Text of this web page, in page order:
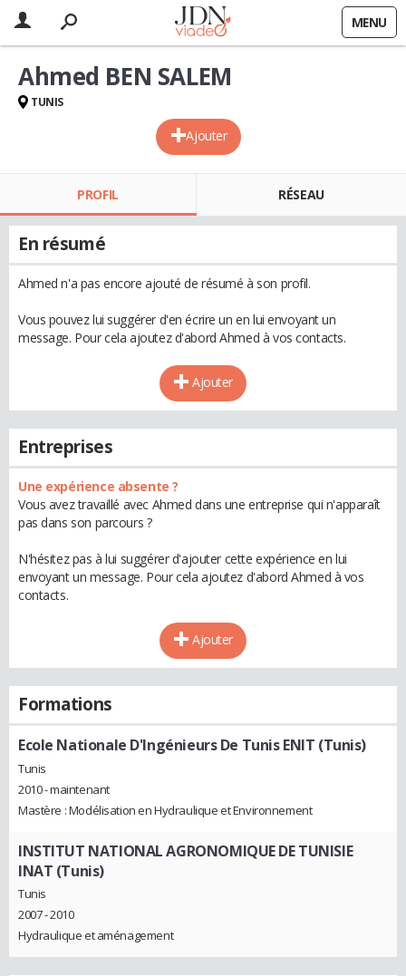
MENU
Ajouter
Ahmed BEN SALEM
TUNIS
PROFIL RÉSEAU
En résumé
Ahmed n'a pas encore ajouté de résumé à son profil.
Vous pouvez lui suggérer d'en écrire un en lui envoyant un
message. Pour cela ajoutez d'abord Ahmed à vos contacts.
Ajouter
Entreprises
Une expérience absente ?
Vous avez travaillé avec Ahmed dans une entreprise qui n'apparaît
pas dans son parcours ?
N'hésitez pas à lui suggérer d'ajouter cette expérience en lui
envoyant un message. Pour cela ajoutez d'abord Ahmed à vos
contacts.
Ajouter
Formations
Ecole Nationale D'Ingénieurs De Tunis ENIT (Tunis)
Tunis
2010 - maintenant
Mastère : Modélisation en Hydraulique et Environnement
INSTITUT NATIONAL AGRONOMIQUE DE TUNISIE
INAT (Tunis)
Tunis
2007 - 2010
Hydraulique et aménagement